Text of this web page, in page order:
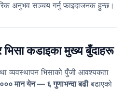
अनुभव सञ्चय गर्नु फाइदाजनक हुन्छ।
भिसा कडाइका मुख्य बुँदाहरू
व्यवस्थापन भिसाको पुँजी आवश्यकता
मान येन — ६ गुणाभन्दा बढीबढाएको